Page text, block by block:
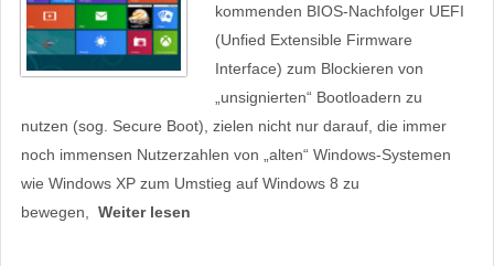
kommenden BIOS-Nachfolger UEFI
(Unfied Extensible Firmware
Interface) zum Blockieren von
„unsignierten“ Bootloadern zu
nutzen (sog. Secure Boot), zielen nicht nur darauf, die immer
noch immensen Nutzerzahlen von „alten“ Windows-Systemen
wie Windows XP zum Umstieg auf Windows 8 zu
bewegen,
Weiter lesen